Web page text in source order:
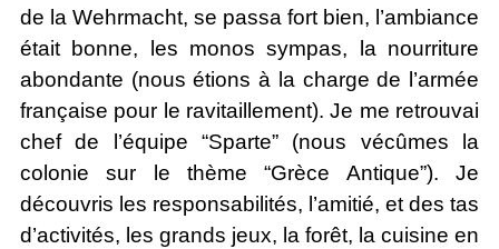
de la Wehrmacht, se passa fort bien, l’ambiance
était bonne, les monos sympas, la nourriture
abondante (nous étions à la charge de l’armée
française pour le ravitaillement). Je me retrouvai
chef de l’équipe “Sparte” (nous vécûmes la
colonie sur le thème “Grèce Antique”). Je
découvris les responsabilités, l’amitié, et des tas
d’activités, les grands jeux, la forêt, la cuisine en